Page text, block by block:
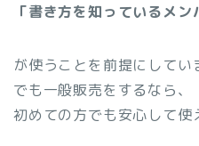
「書き方を知っているメン
が使うことを前提にしてい
でも一般販売をするなら、
初めての方でも安心して使